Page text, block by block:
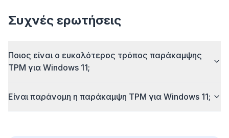
Συχνές ερωτήσεις
Ποιος είναι ο ευκολότερος τρόπος παράκαμψης
TPM για Windows 11;
Είναι παράνομη η παράκαμψη TPM για Windows 11;
trackers that slow you down.
Chrome, Edge, Firefox, Brave, Opera — install
once, optimize them all.